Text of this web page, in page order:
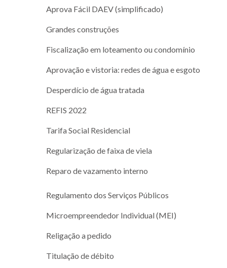
Aprova Fácil DAEV (simplificado)
Grandes construções
Fiscalização em loteamento ou condomínio
Aprovação e vistoria: redes de água e esgoto
Desperdício de água tratada
REFIS 2022
Tarifa Social Residencial
Regularização de faixa de viela
Reparo de vazamento interno
Regulamento dos Serviços Públicos
Microempreendedor Individual (MEI)
Religação a pedido
Titulação de débito